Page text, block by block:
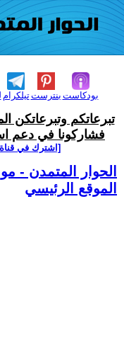
تيلكرامبنترست بودكاست
تبرعاتكم وتبرعاتكن
فشاركونا في دعم
[اشترك في
الحوار المتمدن -
الموقع الرئيسي